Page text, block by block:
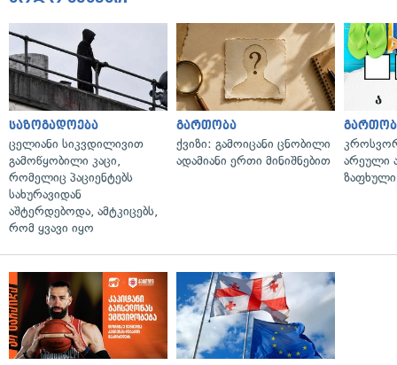
საზოგადოება
ცელიანი სიკვდილივით
გამოწყობილი კაცი,
რომელიც პაციენტებს
სახურავიდან
აშტერდებოდა, ამტკიცებს,
რომ ყვავი იყო
გართობა
ქვიზი: გამოიცანი ცნობილი
ადამიანი ერთი მინიშნებით
არეული